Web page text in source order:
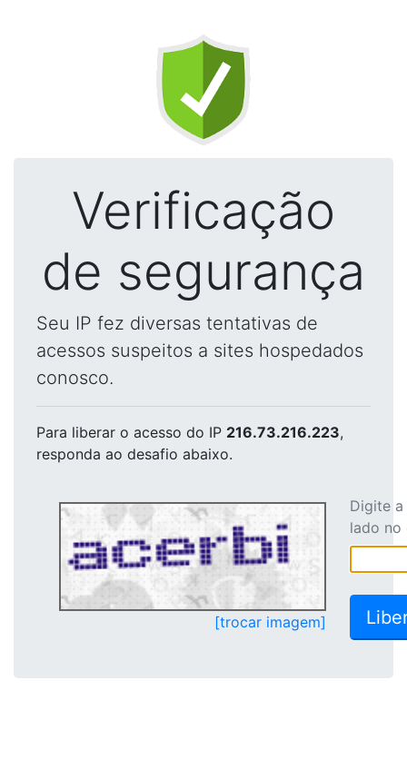
Verificação
de segurança
Seu IP fez diversas tentativas de
acessos suspeitos a sites hospedados
conosco.
Para liberar o acesso do IP 216.73.216.223,
responda ao desafio abaixo.
[trocar imagem]
Digite
lado no